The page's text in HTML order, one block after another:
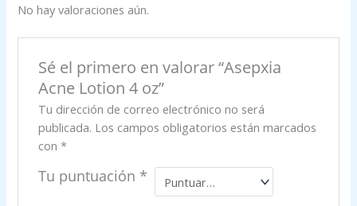
No hay valoraciones aún.
Sé el primero en valorar “Asepxia
Acne Lotion 4 oz”
Tu dirección de correo electrónico no será
publicada. Los campos obligatorios están marcados
con *
Tu puntuación *